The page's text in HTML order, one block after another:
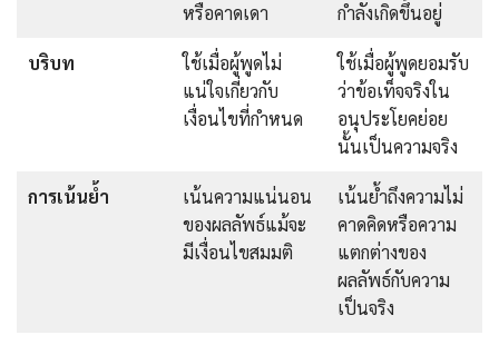
หรือคาดเดา
กำลังเกิดขึ้นอยู่
บริบท
ใช้เมื่อผู้พูดไม่
แน่ใจเกี่ยวกับ
เงื่อนไขที่กำหนด
ใช้เมื่อผู้พูดยอมรับ
ว่าข้อเท็จจริงใน
อนุประโยคย่อย
นั้นเป็นความจริง
การเน้นย้ำ
เน้นความแน่นอน
ของผลลัพธ์แม้จะ
มีเงื่อนไขสมมติ
เน้นย้ำถึงความไม่
คาดคิดหรือความ
แตกต่างของ
ผลลัพธ์กับความ
เป็นจริง